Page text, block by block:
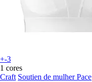
+-3
1 cores
Craft Soutien de mulher Pace